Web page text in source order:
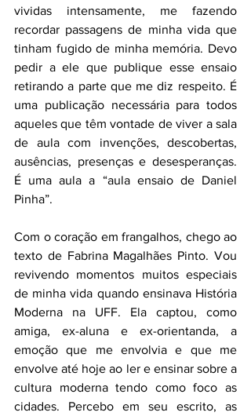
vividas intensamente, me fazendo
recordar passagens de minha vida que
tinham fugido de minha memória. Devo
pedir a ele que publique esse ensaio
retirando a parte que me diz respeito. É
uma publicação necessária para todos
aqueles que têm vontade de viver a sala
de aula com invenções, descobertas,
ausências, presenças e desesperanças.
É uma aula a “aula ensaio de Daniel
Pinha”.
Com o coração em frangalhos, chego ao
texto de Fabrina Magalhães Pinto. Vou
revivendo momentos muitos especiais
de minha vida quando ensinava História
Moderna na UFF. Ela captou, como
amiga, ex-aluna e ex-orientanda, a
emoção que me envolvia e que me
envolve até hoje ao ler e ensinar sobre a
cultura moderna tendo como foco as
cidades. Percebo em seu escrito, as